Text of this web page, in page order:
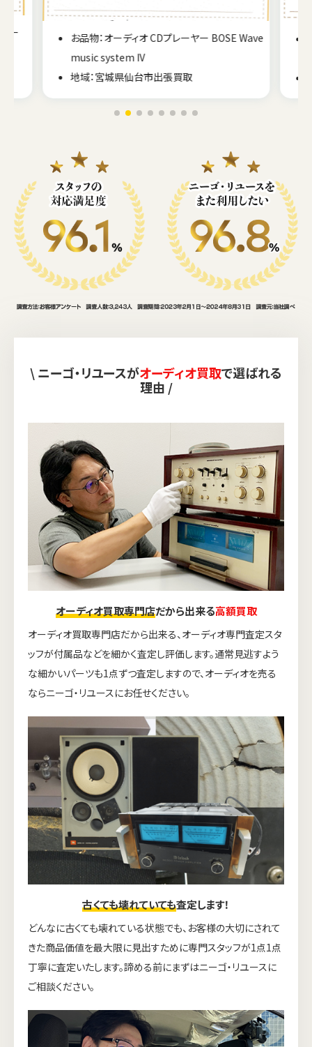
お品物：オーディオ ヘッドフォンアンプ iFi audio
GO bar 剣聖
地域：静岡県静岡市 出張買取
\ ニーゴ・リユースがオーディオ買取で選ばれる
理由 /
オーディオ買取専門店だから出来る高額買取
オーディオ買取専門店だから出来る、オーディオ専門査定スタ
ッフが付属品などを細かく査定し評価します。通常見逃すよう
な細かいパーツも1点ずつ査定しますので、オーディオを売る
ならニーゴ・リユースにお任せください。
古くても壊れていても査定します！
どんなに古くても壊れている状態でも、お客様の大切にされて
きた商品価値を最大限に見出すために専門スタッフが1点1点
丁寧に査定いたします。諦める前にまずはニーゴ・リユースに
ご相談ください。